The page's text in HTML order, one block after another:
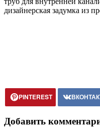
дизайнерская задумка из
PINTEREST
Добавить